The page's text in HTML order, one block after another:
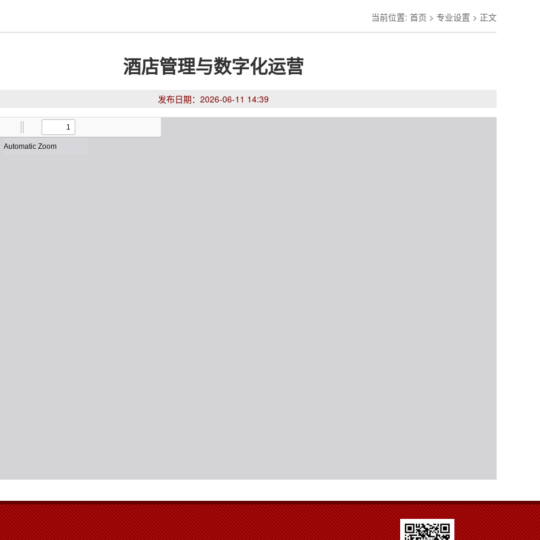
当前位置: 首页 > 专业设置 > 正文
酒店管理与数字化运营
发布日期：2026-06-11 14:39